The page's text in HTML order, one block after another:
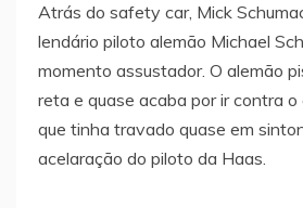
Atrás do safety car, Mick
lendário piloto alemão Michael
momento assustador. O alemão
reta e quase acaba por ir contra
que tinha travado quase em
acelaração do piloto da Haas.